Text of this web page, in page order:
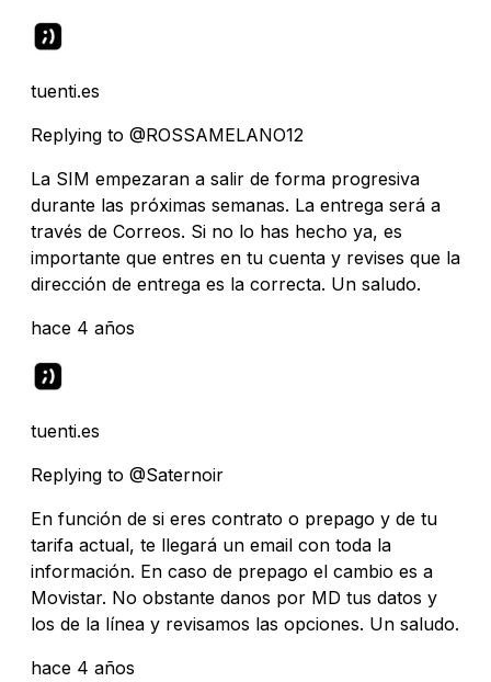
tuenti.es
Replying to @ROSSAMELANO12
La SIM empezaran a salir de forma progresiva
durante las próximas semanas. La entrega será a
través de Correos. Si no lo has hecho ya, es
importante que entres en tu cuenta y revises que la
dirección de entrega es la correcta. Un saludo.
hace 4 años
tuenti.es
Replying to @Saternoir
En función de si eres contrato o prepago y de tu
tarifa actual, te llegará un email con toda la
información. En caso de prepago el cambio es a
Movistar. No obstante danos por MD tus datos y
los de la línea y revisamos las opciones. Un saludo.
hace 4 años